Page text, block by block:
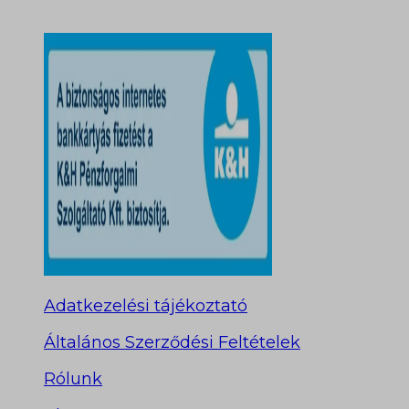
Adatkezelési tájékoztató
Általános Szerződési Feltételek
Rólunk